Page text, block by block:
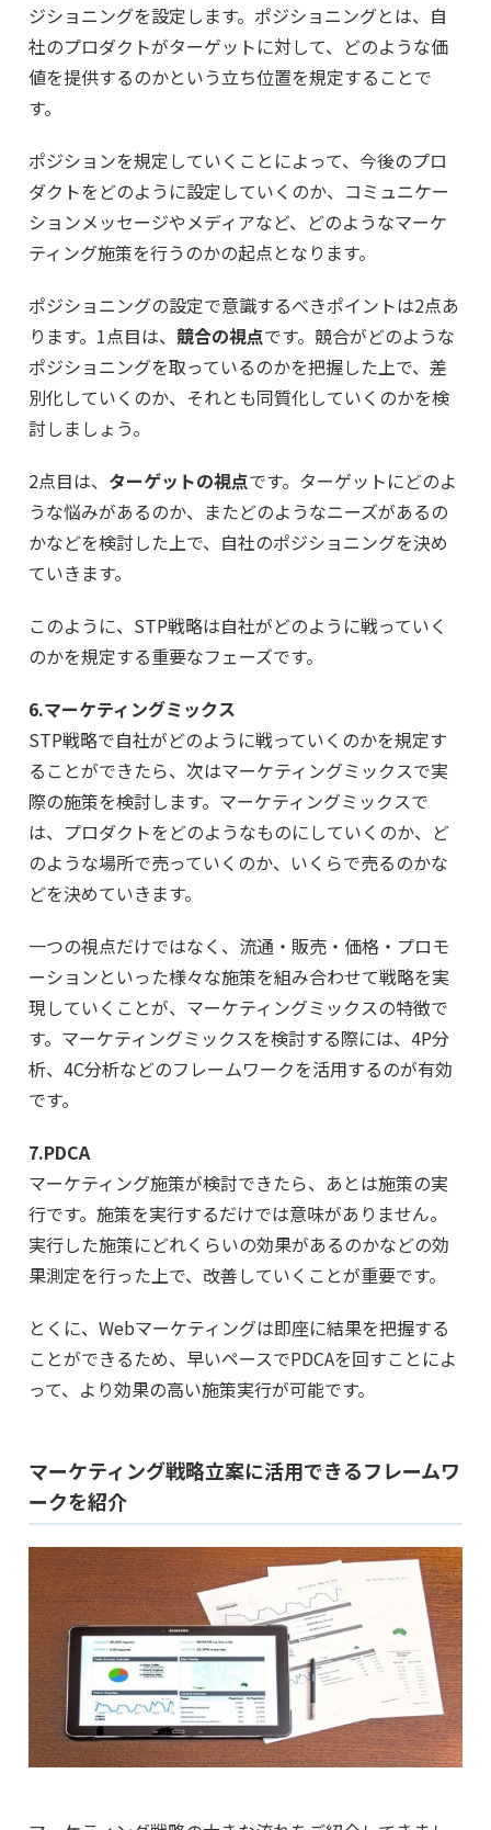
ジショニングを設定します。ポジショニングとは、自
社のプロダクトがターゲットに対して、どのような価
値を提供するのかという立ち位置を規定することで
す。
ポジションを規定していくことによって、今後のプロ
ダクトをどのように設定していくのか、コミュニケー
ションメッセージやメディアなど、どのようなマーケ
ティング施策を行うのかの起点となります。
ポジショニングの設定で意識するべきポイントは2点あ
ります。1点目は、 競合の視点です。競合がどのような
ポジショニングを取っているのかを把握した上で、差
別化していくのか、それとも同質化していくのかを検
討しましょう。
2点目は、 ターゲットの視点です。ターゲットにどのよ
うな悩みがあるのか、またどのようなニーズがあるの
かなどを検討した上で、自社のポジショニングを決め
ていきます。
このように、STP戦略は自社がどのように戦っていく
のかを規定する重要なフェーズです。
6.マーケティングミックス
STP戦略で自社がどのように戦っていくのかを規定す
ることができたら、次はマーケティングミックスで実
際の施策を検討します。マーケティングミックスで
は、プロダクトをどのようなものにしていくのか、ど
のような場所で売っていくのか、いくらで売るのかな
どを決めていきます。
一つの視点だけではなく、流通・販売・価格・プロモ
ーションといった様々な施策を組み合わせて戦略を実
現していくことが、マーケティングミックスの特徴で
す。マーケティングミックスを検討する際には、4P分
析、4C分析などのフレームワークを活用するのが有効
です。
7.PDCA
マーケティング施策が検討できたら、あとは施策の実
行です。施策を実行するだけでは意味がありません。
実行した施策にどれくらいの効果があるのかなどの効
果測定を行った上で、改善していくことが重要です。
とくに、Webマーケティングは即座に結果を把握する
ことができるため、早いペースでPDCAを回すことによ
って、より効果の高い施策実行が可能です。
マーケティング戦略立案に活用できるフレームワ
ークを紹介